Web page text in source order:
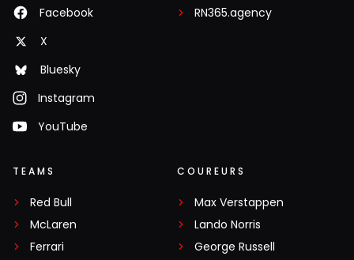
Facebook
X
Bluesky
Instagram
YouTube
RN365.agency
TEAMS
Red Bull
McLaren
Ferrari
COUREURS
Max Verstappen
Lando Norris
George Russell